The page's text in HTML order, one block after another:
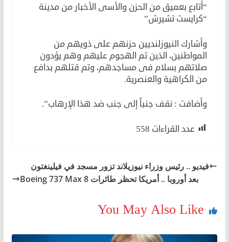
“أتابع بعميق من الحزن والأسى الأخبار من مدينة
“كرايست تشيرش”
وأشارك النيوزلنديين حزنهم على ذويهم من
المواطنين، الذين تم الهجوم عليهم وهم يؤدون
صلاتهم بسلام فى مساجدهم، وتم قتلهم بدافع
من الكراهية والعنصرية.
وأضافت : نقف جنباً إلى جنب ضد هذا الإرهاب”.
عدد القراءات 558
فيديو .. رئيس وزراء نيوزيلاند تزور مسجد في فيلينغتون
بعد أوروبا .. أمريكا تحظر طائرات Boeing 737 Max 8
You May Also Like